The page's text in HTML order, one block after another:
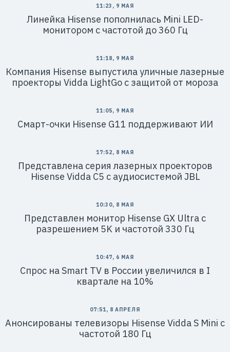
11:23, 9 МАЯ
Линейка Hisense пополнилась Mini LED-
монитором с частотой до 360 Гц
11:18, 9 МАЯ
Компания Hisense выпустила уличные лазерные
проекторы Vidda LightGo с защитой от мороза
11:05, 9 МАЯ
Смарт-очки Hisense G11 поддерживают ИИ
17:52, 8 МАЯ
Представлена серия лазерных проекторов
Hisense Vidda C5 с аудиосистемой JBL
10:30, 8 МАЯ
Представлен монитор Hisense GX Ultra с
разрешением 5K и частотой 330 Гц
10:47, 6 МАЯ
Спрос на Smart TV в России увеличился в I
квартале на 10%
07:51, 8 АПРЕЛЯ
Анонсированы телевизоры Hisense Vidda S Mini с
частотой 180 Гц